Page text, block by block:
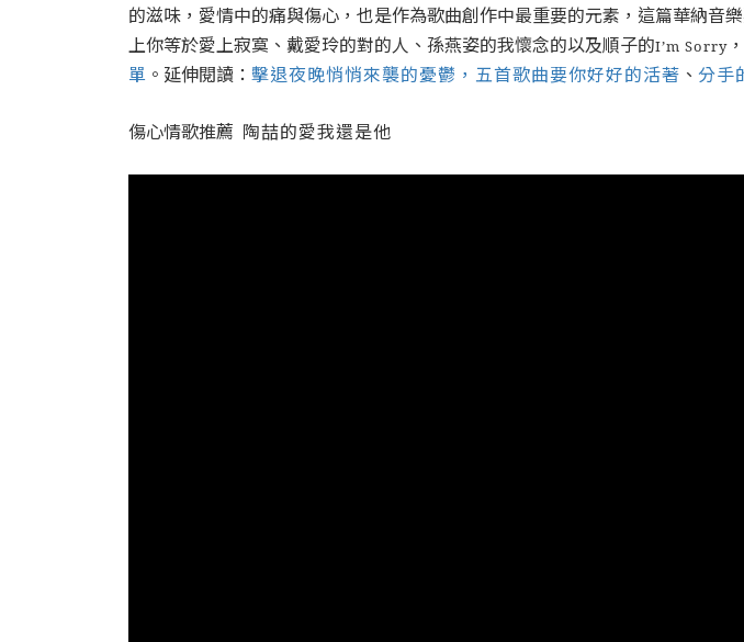
的滋味，愛情中的痛與傷心，也是作為歌曲創作中最重要的元素，這篇華納音
上你等於愛上寂寞、戴愛玲的對的人、孫燕姿的我懷念的以及順子的I’m Sorry
單 。延伸閱讀： 擊退夜晚悄悄來襲的憂鬱，五首歌曲要你好好的活著 、 分手
傷心情歌推薦 陶喆的愛我還是他